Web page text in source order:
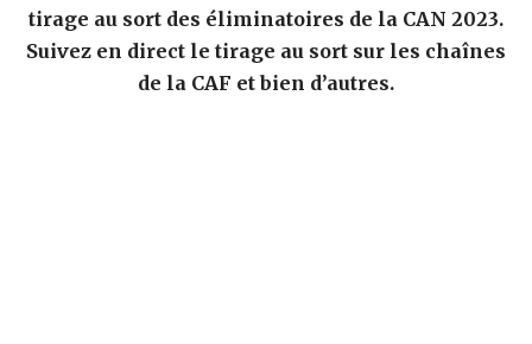
tirage au sort des éliminatoires de la CAN 2023.
Suivez en direct le tirage au sort sur les chaînes
de la CAF et bien d’autres.